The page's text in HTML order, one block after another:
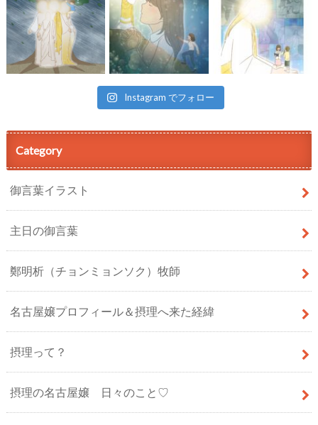
Instagram でフォロー
Category
御言葉イラスト
主日の御言葉
鄭明析（チョンミョンソク）牧師
名古屋嬢プロフィール＆摂理へ来た経緯
摂理って？
摂理の名古屋嬢 日々のこと♡